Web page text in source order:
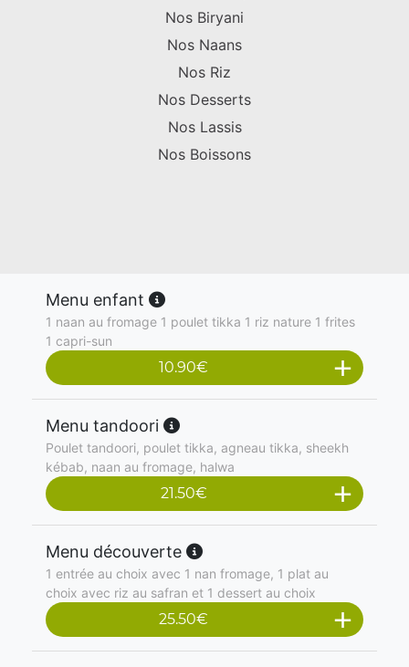
Nos Biryani
Nos Naans
Nos Riz
Nos Desserts
Nos Lassis
Nos Boissons
Menu enfant
1 naan au fromage 1 poulet tikka 1 riz nature 1 frites
1 capri-sun
10.90€
Menu tandoori
Poulet tandoori, poulet tikka, agneau tikka, sheekh
kébab, naan au fromage, halwa
21.50€
Menu découverte
1 entrée au choix avec 1 nan fromage, 1 plat au
choix avec riz au safran et 1 dessert au choix
25.50€